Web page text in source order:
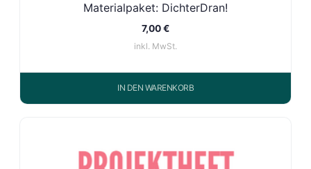
Materialpaket: DichterDran!
7,00€
inkl. MwSt.
IN DEN WARENKORB